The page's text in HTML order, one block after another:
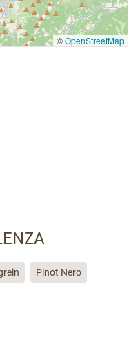
©OpenStreetMap
Pinot Nero